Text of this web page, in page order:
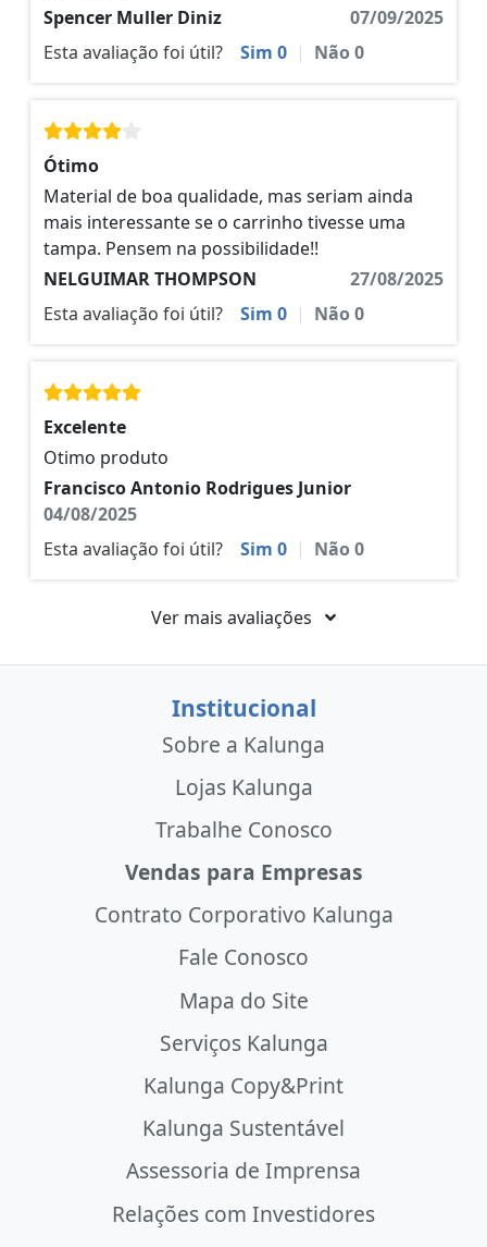
Spencer Muller Diniz
07/09/2025
Esta avaliação foi útil?
Sim 0 | Não0
Ótimo
Material de boa qualidade, mas seriam ainda
mais interessante se o carrinho tivesse uma
tampa. Pensem na possibilidade!!
NELGUIMAR THOMPSON
27/08/2025
Esta avaliação foi útil?
Sim 0 | Não0
Excelente
Otimo produto
Francisco Antonio Rodrigues Junior
04/08/2025
Esta avaliação foi útil?
Sim 0 | Não0
Ver mais avaliações
Institucional
Sobre a Kalunga
Lojas Kalunga
Trabalhe Conosco
Vendas para Empresas
Contrato Corporativo Kalunga
Fale Conosco
Mapa do Site
Serviços Kalunga
Kalunga Copy&Print
Kalunga Sustentável
Assessoria de Imprensa
Relações com Investidores